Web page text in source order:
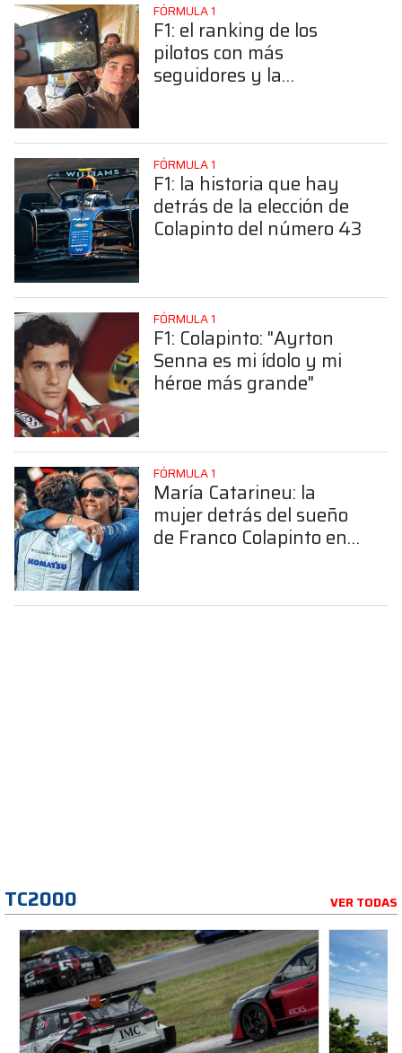
FÓRMULA 1
F1: el ranking de los
pilotos con más
seguidores y la
FÓRMULA 1
F1: la historia que hay
detrás de la elección de
Colapinto del número 43
FÓRMULA 1
F1: Colapinto: "Ayrton
Senna es mi ídolo y mi
héroe más grande"
FÓRMULA 1
María Catarineu: la
mujer detrás del sueño
de Franco Colapinto en
TC2000 VER TODAS